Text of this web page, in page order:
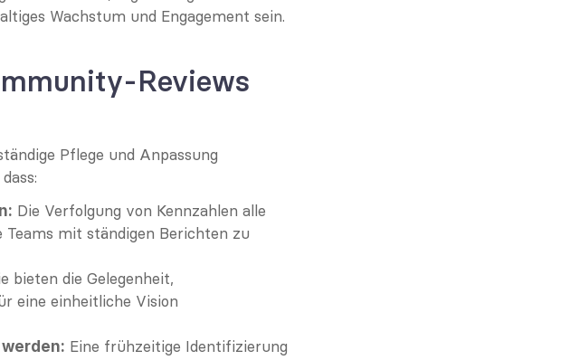
Wachstum und Engagement sein.
Reviews
Pflege und Anpassung
Die Verfolgung von Kennzahlen alle
mit ständigen Berichten zu
bieten die Gelegenheit,
eine einheitliche Vision
Eine frühzeitige Identifizierung